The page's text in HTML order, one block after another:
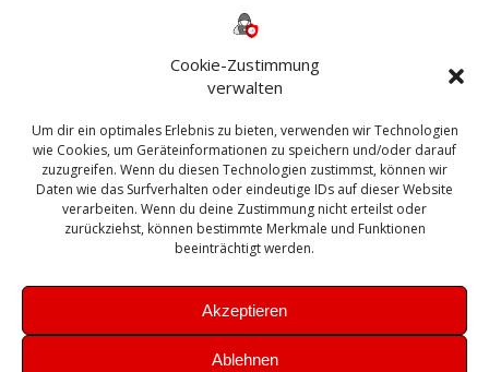
Cookie-Zustimmung
verwalten
Um dir ein optimales Erlebnis zu bieten, verwenden wir Technologien
wie Cookies, um Geräteinformationen zu speichern und/oder darauf
zuzugreifen. Wenn du diesen Technologien zustimmst, können wir
Daten wie das Surfverhalten oder eindeutige IDs auf dieser Website
verarbeiten. Wenn du deine Zustimmung nicht erteilst oder
zurückziehst, können bestimmte Merkmale und Funktionen
beeinträchtigt werden.
Akzeptieren
Ablehnen
Bautagebuch
Exchange firewall Fritzbox
Microsoft
Sanierung SBS Security Server Sicherheit
Sicherung SIEM Sophos SSL Ubuntu
Update Upgrade UTM VCenter VCSA Veeam
VMWare VPN WAZUH Windows
Zertifikat